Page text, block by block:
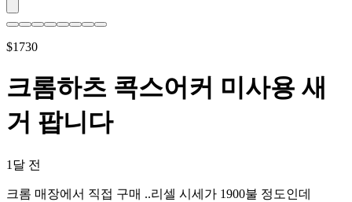
$1730
크롬하츠 콕스어커 미사용 새
거 팝니다
1달 전
크롬 매장에서 직접 구매 ..리셀 시세가 1900불 정도인데